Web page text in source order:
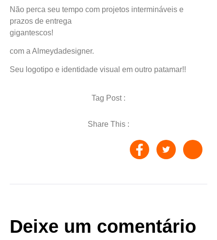
Não perca seu tempo com projetos intermináveis e
prazos de entrega
gigantescos!
com a Almeydadesigner.
Seu logotipo e identidade visual em outro patamar!!
Tag Post :
Share This :
Deixe um comentário